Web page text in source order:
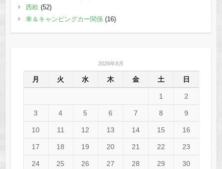
西欧 (52)
車＆キャンピングカー関係(16)
2026年8月
月 火 水 木 金 土 日
1 2
3 4 5 6 7 8 9
10 11 12 13 14 15 16
17 18 19 20 21 22 23
24 25 26 27 28 29 30